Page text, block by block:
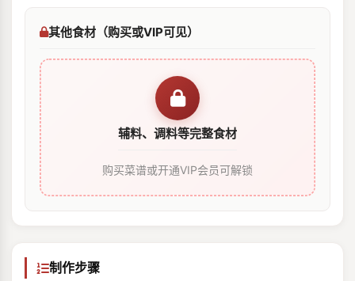
其他食材（购买或VIP可见）
辅料、调料等完整食材
购买菜谱或开通VIP会员可解锁
制作步骤